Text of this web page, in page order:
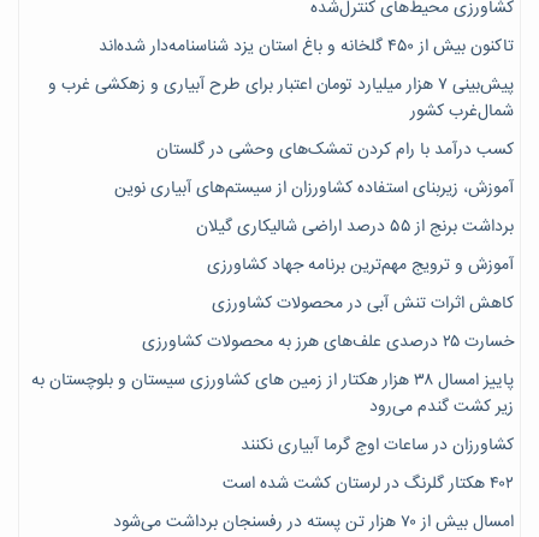
کشاورزی محیط‌های کنترل‌شده
تاکنون بیش از ۴۵۰ گلخانه و باغ استان یزد شناسنامه‌دار شده‌اند
پیش‌بینی ۷‌ هزار میلیارد تومان اعتبار برای طرح آبیاری و زهکشی غرب و
شمال‌غرب کشور
کسب درآمد با رام کردن تمشک‌های وحشی در گلستان
آموزش، زیربنای استفاده کشاورزان از سیستم‌های آبیاری نوین
برداشت برنج از ۵۵ درصد اراضی شالیکاری گیلان
آموزش و ترویج مهم‌ترین برنامه جهاد کشاورزی
کاهش اثرات تنش آبی در محصولات کشاورزی
خسارت ۲۵ درصدی علف‌های هرز به محصولات کشاورزی
پاییز امسال ۳۸ هزار هکتار از زمین های کشاورزی سیستان و بلوچستان به
زیر کشت گندم می‌رود
کشاورزان در ساعات اوج گرما آبیاری نکنند
۴۰۲ هکتار گلرنگ در لرستان کشت شده است
امسال بیش از ۷۰ هزار تن پسته در رفسنجان برداشت می‌شود